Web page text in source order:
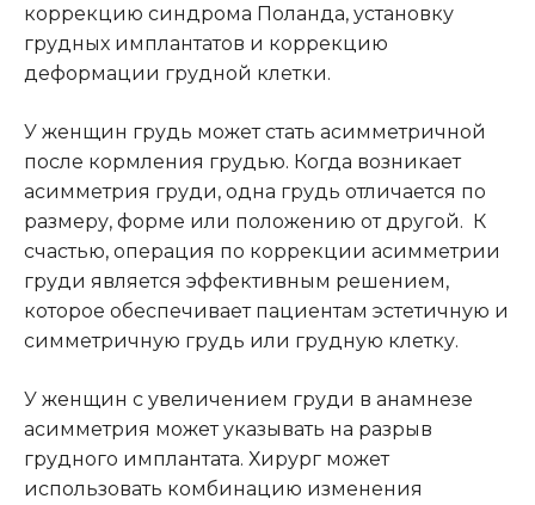
коррекцию синдрома Поланда, установку
грудных имплантатов и коррекцию
деформации грудной клетки.
У женщин грудь может стать асимметричной
после кормления грудью. Когда возникает
асимметрия груди, одна грудь отличается по
размеру, форме или положению от другой. К
счастью, операция по коррекции асимметрии
груди является эффективным решением,
которое обеспечивает пациентам эстетичную и
симметричную грудь или грудную клетку.
У женщин с увеличением груди в анамнезе
асимметрия может указывать на разрыв
грудного имплантата. Хирург может
использовать комбинацию изменения